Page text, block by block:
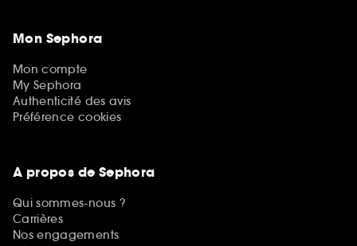
Mon Sephora
Mon compte
My Sephora
Authenticité des avis
Préférence cookies
A propos de Sephora
Qui sommes-nous ?
Carrières
Nos engagements